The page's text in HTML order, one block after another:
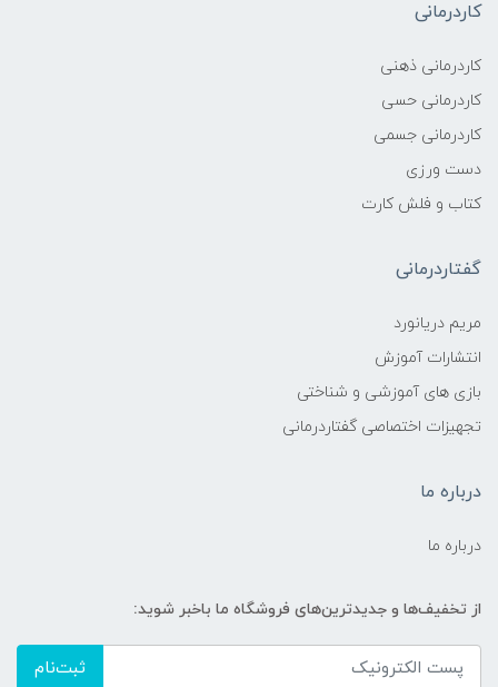
کاردرمانی
کاردرمانی ذهنی
کاردرمانی حسی
کاردرمانی جسمی
دست ورزی
کتاب و فلش کارت
گفتاردرمانی
مریم دریانورد
انتشارات آموزش
بازی های آموزشی و شناختی
تجهیزات اختصاصی گفتاردرمانی
درباره ما
درباره ما
از تخفیف‌ها و جدیدترین‌های فروشگاه ما باخبر شوید:
ثبت‌نام